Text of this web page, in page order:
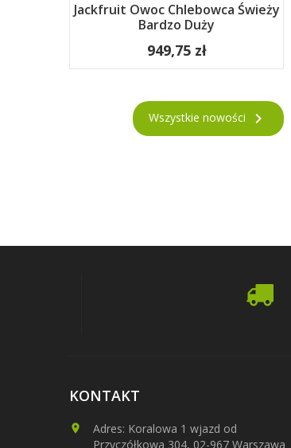
Jackfruit Owoc Chlebowca Świeży
Bardzo Duży
949,75 zł
Wszystkie nowości 
KONTAKT
Adres: Koralowa 1 wjazd od
Przyczółkowa 304, 02-967 Warszawa